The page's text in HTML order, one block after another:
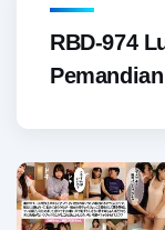
RBD-974